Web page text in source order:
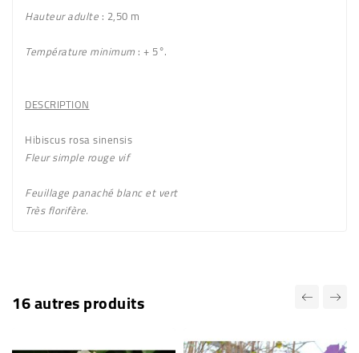
Hauteur adulte : 2,50 m
Température minimum : + 5°.
DESCRIPTION
Hibiscus rosa sinensis
Fleur simple rouge vif
Feuillagepanaché blanc et vert
Très florifère.
16 autres produits